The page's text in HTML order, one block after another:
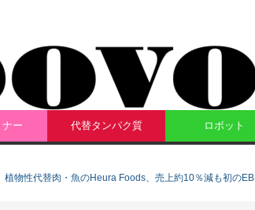
ナー 代替タンパク質 ロボット
植物性代替肉・魚のHeura Foods、売上約10％減も初の